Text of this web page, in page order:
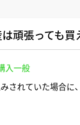
頑張っても買
入一般
されていた場合